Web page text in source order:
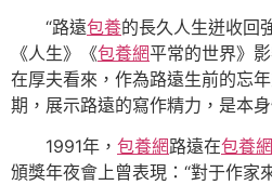
“路遠包養的長久人生迸收回
《人生》《包養網平常的世界》
在厚夫看來，作為路遠生前的忘
期，展示路遠的寫作精力，是本
1991年， 包養網路遠在包養網
頒獎年夜會上曾表現：“對于作家